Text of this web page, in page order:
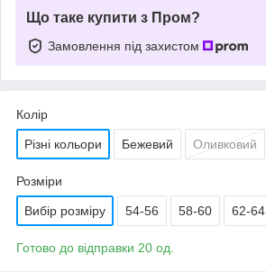
Що таке купити з Пром?
Замовлення під захистом
Колір
Різні кольори Бежевий Оливковий
Розміри
Вибір розміру 54-56 58-60 62-64
Готово до відправки 20 од.